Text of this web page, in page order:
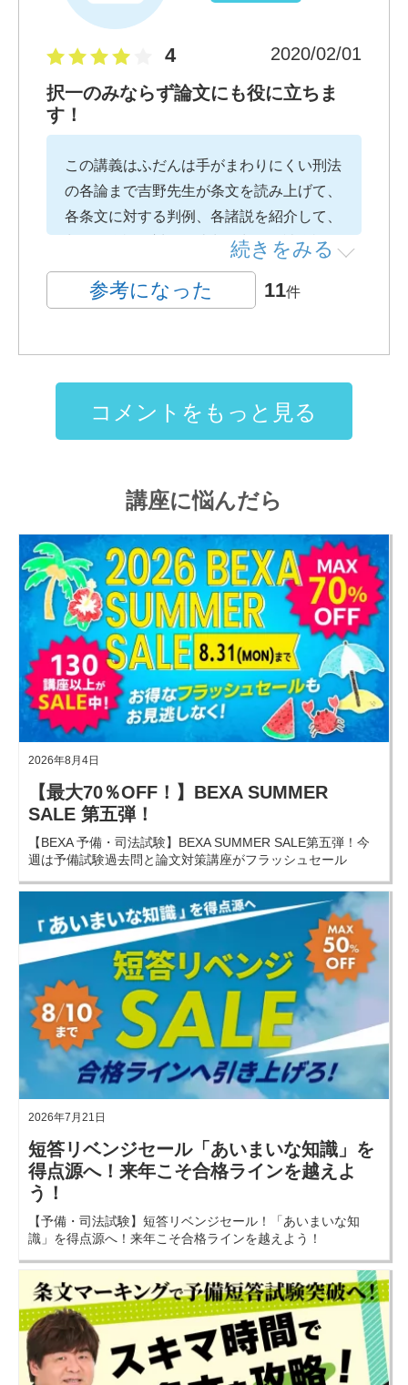
2020/02/01
4
択一のみならず論文にも役に立ちま
す！
この講義はふだんは手がまわりにくい刑法
の各論まで吉野先生が条文を読み上げて、
各条文に対する判例、各諸説を紹介して、
判例や学説に対する比判や判例や諸学説か
策に役立つことはもちろん、最近の論文試
野先生自らおっしゃっていましたが、この
帰結を紹介しているので、ながら勉強にも
まわりにくい刑法各論まで網羅しているの
で、各条文の構成要件、判例、学説が非常
によくわかります。
続きをみる
参考になった
11件
コメントをもっと見る
講座に悩んだら
2026年8月4日
【最大70％OFF！】BEXA SUMMER
SALE 第五弾！
【BEXA 予備・司法試験】BEXA SUMMER SALE第五弾！今
週は予備試験過去問と論文対策講座がフラッシュセール
2026年7月21日
短答リベンジセール「あいまいな知識」を
得点源へ！来年こそ合格ラインを越えよ
う！
【予備・司法試験】短答リベンジセール！「あいまいな知
識」を得点源へ！来年こそ合格ラインを越えよう！